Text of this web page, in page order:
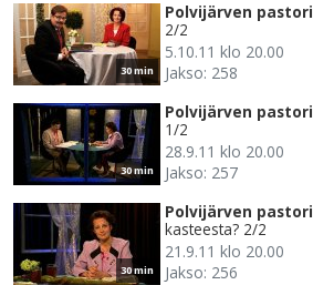
30 min
Polvijärven pastori
2/2
5.10.11 klo 20.00
Jakso: 258
30 min
Polvijärven pastori
1/2
28.9.11 klo 20.00
Jakso: 257
30 min
Polvijärven pastori
kasteesta? 2/2
21.9.11 klo 20.00
Jakso: 256